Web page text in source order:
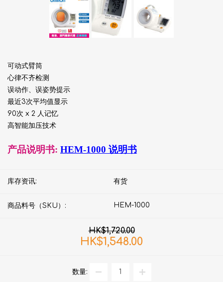
可动式臂筒
心律不齐检测
误动作、误姿势提示
最近3次平均值显示
90次 x 2 人记忆
高智能加压技术
产品说明书: HEM-1000 说明书
库存资讯: 有货
商品料号（SKU）: HEM-1000
HK$1,720.00
HK$1,548.00
数量: